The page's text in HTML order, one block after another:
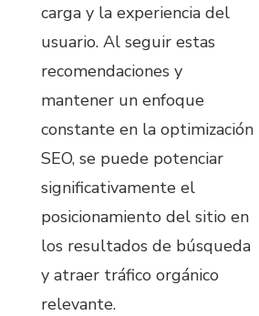
carga y la experiencia del
usuario. Al seguir estas
recomendaciones y
mantener un enfoque
constante en la optimización
SEO, se puede potenciar
significativamente el
posicionamiento del sitio en
los resultados de búsqueda
y atraer tráfico orgánico
relevante.